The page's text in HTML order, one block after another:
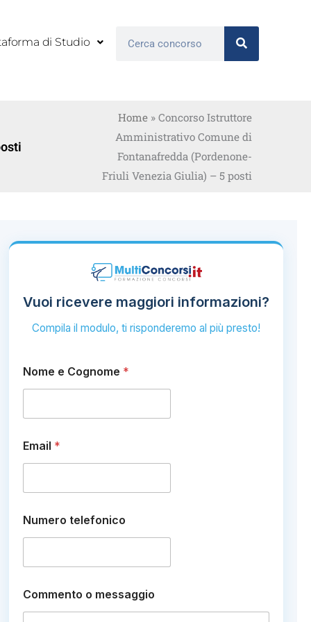
di Studio Cerca
Home» Concorso Istruttore
Amministrativo Comune di
Fontanafredda (Pordenone-
Friuli Venezia Giulia) – 5 posti
Vuoi ricevere maggiori informazioni?
Compila il modulo, ti risponderemo al più presto!
Nome e Cognome *
u
m
t
e
l
f
n
Email *
Numero telefonico
Commento o messaggio